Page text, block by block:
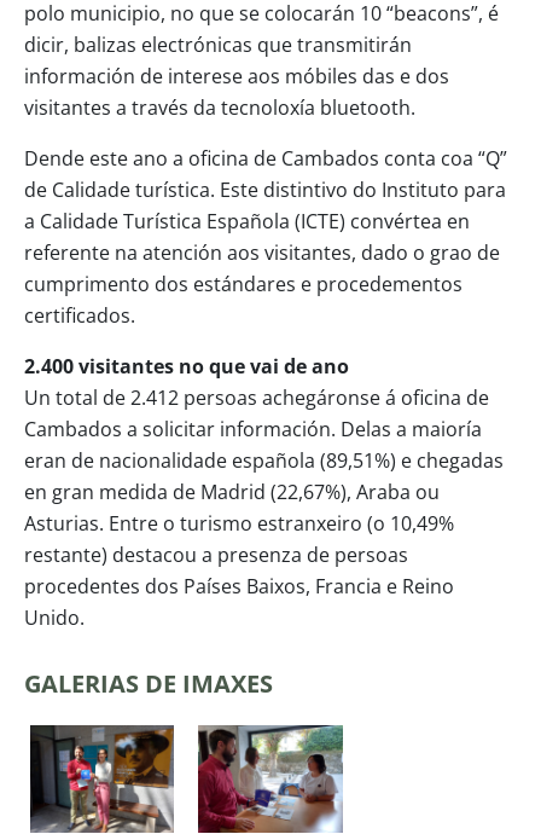
polo municipio, no que se colocarán 10 “beacons”, é
dicir, balizas electrónicas que transmitirán
información de interese aos móbiles das e dos
visitantes a través da tecnoloxía bluetooth.
Dende este ano a oficina de Cambados conta coa “Q”
de Calidade turística. Este distintivo do Instituto para
a Calidade Turística Española (ICTE) convértea en
referente na atención aos visitantes, dado o grao de
cumprimento dos estándares e procedementos
certificados.
2.400 visitantes no que vai de ano
Un total de 2.412 persoas achegáronse á oficina de
Cambados a solicitar información. Delas a maioría
eran de nacionalidade española (89,51%) e chegadas
en gran medida de Madrid (22,67%), Araba ou
Asturias. Entre o turismo estranxeiro (o 10,49%
restante) destacou a presenza de persoas
procedentes dos Países Baixos, Francia e Reino
Unido.
GALERIAS DE IMAXES